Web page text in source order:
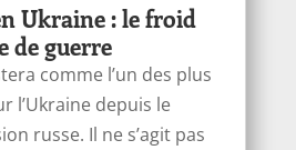
Ukraine : le froid
de guerre
comme l’un des plus
l’Ukraine depuis le
russe. Il ne s’agit pas